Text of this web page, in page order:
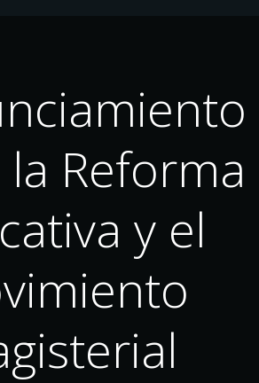
Reforma
y el